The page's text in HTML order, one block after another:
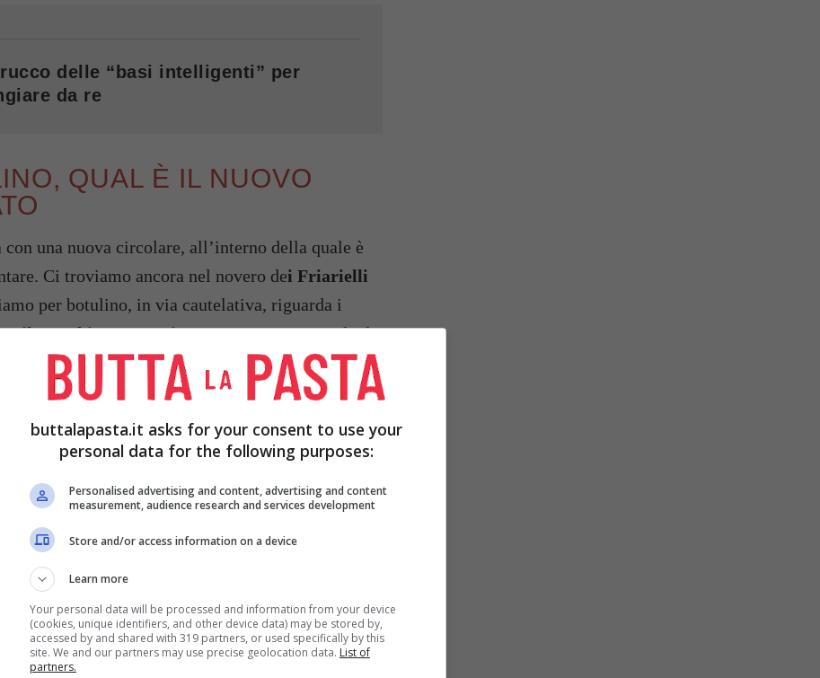
delle “basi intelligenti” per
da re
QUAL È IL NUOVO
una nuova circolare, all’interno della quale è
Ci troviamo ancora nel novero dei Friarielli
per botulino, in via cautelativa, riguarda i
il marchio Terra Mia. In questo caso si parla di
degli altri quattro lotti.
diversa e la cui contaminazione era stata invece
sede dell’ISS, l’Istituto Superiore di Sanità, su
botulino. L’avere mangiato alimenti
di una 45enne e di un 52enne.
buttalapasta.it asks for your consent to use your
personal data for the following purposes:
Personalised advertising and content, advertising and content
measurement, audience research and services development
Store and/or access information on a device
Learn more
Your personal data will be processed and information from your device
(cookies, unique identifiers, and other device data) may be stored by,
accessed by and shared with 319 partners, or used specifically by this
site. We and our partners may use precise geolocation data. List of
partners.